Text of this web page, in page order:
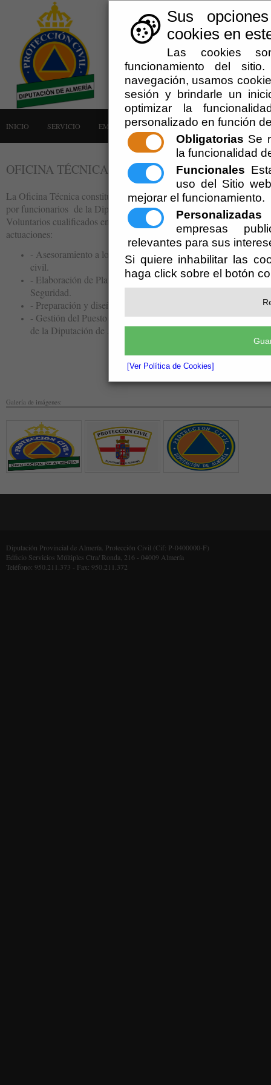
Sus
cookies en
Las cookies
funcionamiento del
navegación, usamos
sesión y brindarle un
optimizar la
personalizado en función
Obligatorias Se
la funcionalidad
Funcionales
uso del Sitio
mejorar el funcionamiento.
Personalizadas
empresas
relevantes para sus
Si quiere inhabilitar las
haga click sobre el botón
[Ver Política de Cookies]
INICIO SERVICIO EMERGENCIAS LA AGRUPACIÓN AVISOS
OFICINA TÉCNICA
La Oficina Técnica constituye el soporte técnico del Servicio de
por funcionarios de la Diputación de Almería, los cuales podrán
Voluntarios cualificados en esta materia. Esta oficina llevará a cabo
actuaciones:
- Asesoramiento a los Municipios en materia de protección
civil.
- Elaboración de Planes de Autoprotección y Dispositivos de
Seguridad.
- Preparación y diseño de los dispositivos preventivos.
- Gestión del Puesto de Mando Avanzado de Protección Civil
de la Diputación de Almería
Galería de imágenes:
Diputación Provincial de Almería. Protección Civil (Cif: P-0400000-F)
Edficio Servicios Múltiples Ctra/ Ronda, 216 - 04009 Almería
Teléfono: 950.211.373 - Fax: 950.211.372